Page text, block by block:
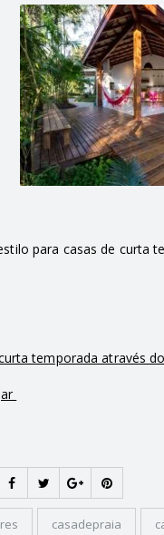
para casas de curta
temporada através
casadepraia